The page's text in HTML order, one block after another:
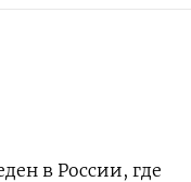
в России, где